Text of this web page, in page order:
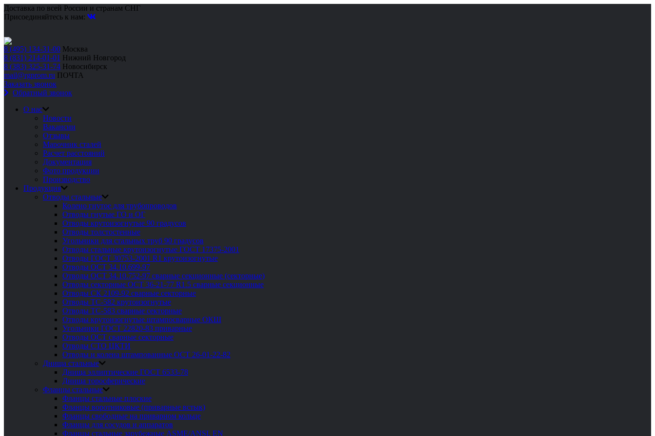
Доставка по всей России и странам СНГ
Присоединяйтесь к нам:
8 (495) 134-31-00 Москва
8 (831) 214-01-01 Нижний Новгород
8 (383) 325-31-74 Новосибирск
mail@rgprom.ru ПОЧТА
Заказать звонок
Обратный звонок
О нас
Новости
Вакансии
Отзывы
Марочник сталей
Расчет расстояний
Документация
Фото продукции
Производство
Продукция
Отводы стальные
Колено гнутое для трубопроводов
Отводы гнутые ГО и ОГ
Отводы крутоизогнутые 90 градусов
Отводы толстостенные
Угольники для стальных труб 90 градусов
Отводы стальные крутоизогнутые ГОСТ 17375-2001
Отводы ГОСТ 30753-2001 R1 крутоизогнутые
Отводы ОСТ 34.10.699-97
Отводы ОСТ 34.10.752-97 сварные секционные (секторные)
Отводы секторные ОСТ 36-21-77 R1.5 сварные секционные
Отводы СК 2109-92 сварные секторные
Отводы ТС-582 крутоизогнутые
Отводы ТС-583 сварные секторные
Отводы крутоизогнутые штампосварные ОКШ
Угольники ГОСТ 22820-83 приварные
Отводы ОСТ сварные секторные
Отводы СТО ЦКТИ
Отводы и колена штампованные ОСТ 26-01-22-82
Днища стальные
Днища эллиптические ГОСТ 6533-78
Днища торосферические
Фланцы стальные
Фланцы стальные плоские
Фланцы воротниковые (приварные встык)
Фланцы свободные на приварном кольце
Фланцы для сосудов и аппаратов
Фланцы стальные зарубежные ASME/ANSI, EN